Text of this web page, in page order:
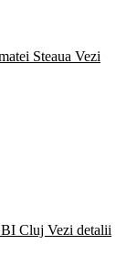
Steaua Vezi
Cluj Vezi detalii